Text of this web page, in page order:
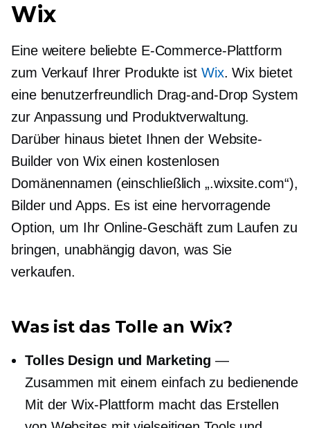
Wix
Eine weitere beliebte E-Commerce-Plattform
zum Verkauf Ihrer Produkte ist Wix. Wix bietet
eine benutzerfreundlich Drag-and-Drop System
zur Anpassung und Produktverwaltung.
Darüber hinaus bietet Ihnen der Website-
Builder von Wix einen kostenlosen
Domänennamen (einschließlich „.wixsite.com“),
Bilder und Apps. Es ist eine hervorragende
Option, um Ihr Online-Geschäft zum Laufen zu
bringen, unabhängig davon, was Sie
verkaufen.
Was ist das Tolle an Wix?
Tolles Design und Marketing —
Zusammen mit einemeinfach zu bedienende
Mit der Wix-Plattform macht das Erstellen